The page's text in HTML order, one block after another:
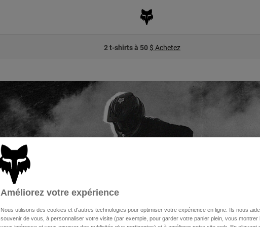
2 t-shirts à 50 $ Achetez
Améliorez votre expérience
Nous utilisons des cookies et d'autres technologies pour optimiser votre expérience en ligne. Ils nous
souvenir de vous, à personnaliser votre visite (par exemple, pour garder votre panier plein, vous montrer